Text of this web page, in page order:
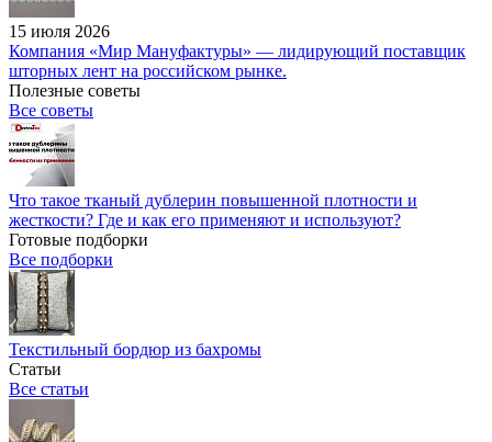
15 июля 2026
Компания «Мир Мануфактуры» — лидирующий поставщик
шторных лент на российском рынке.
Полезные советы
Все советы
Что такое тканый дублерин повышенной плотности и
жесткости? Где и как его применяют и используют?
Готовые подборки
Все подборки
Текстильный бордюр из бахромы
Статьи
Все статьи